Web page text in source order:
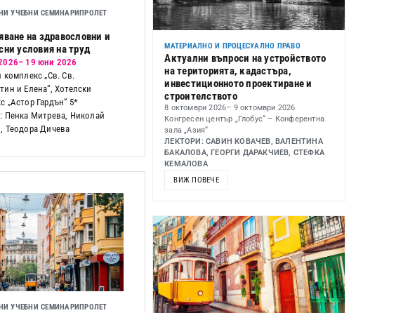
УЧЕБНИ СЕМИНАРИ ПРОЛЕТ
на здравословни и
условия на труд
– 19 юни 2026
комплекс „Св. Св.
и Елена“, Хотелски
„Астор Гардън“ 5*
Пенка Митрева, Николай
Теодора Дичева
УЧЕБНИ СЕМИНАРИ ПРОЛЕТ
МАТЕРИАЛНО И ПРОЦЕСУАЛНО ПРАВО
Актуални въпроси на устройството
на територията, кадастъра,
инвестиционното проектиране и
строителството
8 октомври 2026– 9 октомври 2026
Конгресен център „Глобус“ – Конферентна
зала „Азия“
ЛЕКТОРИ: САВИН КОВАЧЕВ, ВАЛЕНТИНА
БАКАЛОВА, ГЕОРГИ ДАРАКЧИЕВ, СТЕФКА
КЕМАЛОВА
ВИЖ ПОВЕЧЕ